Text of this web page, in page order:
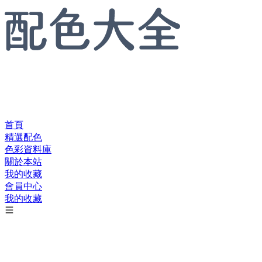
首頁
精選配色
色彩資料庫
關於本站
我的收藏
會員中心
我的收藏